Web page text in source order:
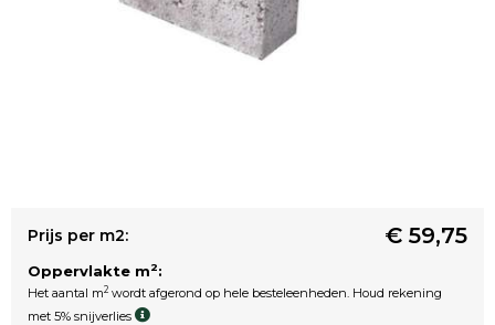
Prijs per m2: € 59,75
Oppervlakte m2:
Het aantal m2 wordt afgerond op hele besteleenheden. Houd rekening
met 5% snijverlies